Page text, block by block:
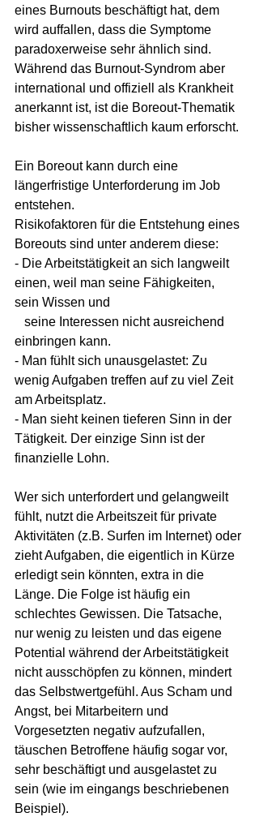
eines Burnouts beschäftigt hat, dem
wird auffallen, dass die Symptome
paradoxerweise sehr ähnlich sind.
Während das Burnout-Syndrom aber
international und offiziell als Krankheit
anerkannt ist, ist die Boreout-Thematik
bisher wissenschaftlich kaum erforscht.
Ein Boreout kann durch eine
längerfristige Unterforderung im Job
entstehen.
Risikofaktoren für die Entstehung eines
Boreouts sind unter anderem diese:
- Die Arbeitstätigkeit an sich langweilt
einen, weil man seine Fähigkeiten,
sein Wissen und
einbringen kann.
- Man fühlt sich unausgelastet: Zu
wenig Aufgaben treffen auf zu viel Zeit
am Arbeitsplatz.
- Man sieht keinen tieferen Sinn in der
Tätigkeit. Der einzige Sinn ist der
finanzielle Lohn.
Wer sich unterfordert und gelangweilt
fühlt, nutzt die Arbeitszeit für private
Aktivitäten (z.B. Surfen im Internet) oder
zieht Aufgaben, die eigentlich in Kürze
erledigt sein könnten, extra in die
Länge. Die Folge ist häufig ein
schlechtes Gewissen. Die Tatsache,
nur wenig zu leisten und das eigene
Potential während der Arbeitstätigkeit
nicht ausschöpfen zu können, mindert
das Selbstwertgefühl. Aus Scham und
Angst, bei Mitarbeitern und
Vorgesetzten negativ aufzufallen,
täuschen Betroffene häufig sogar vor,
sehr beschäftigt und ausgelastet zu
sein (wie im eingangs beschriebenen
Beispiel).